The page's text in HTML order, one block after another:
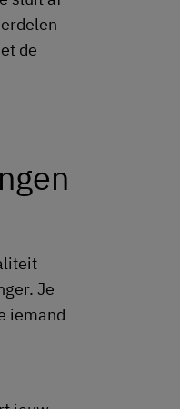
de
Je
iemand